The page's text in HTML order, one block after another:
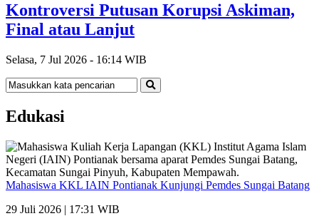
Kontroversi Putusan Korupsi Askiman,
Final atau Lanjut
Selasa, 7 Jul 2026 - 16:14 WIB
Edukasi
Mahasiswa KKL IAIN Pontianak Kunjungi Pemdes Sungai Batang
29 Juli 2026 | 17:31 WIB